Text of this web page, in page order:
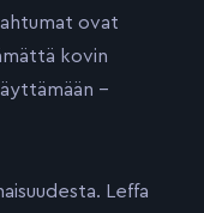
ovat
kovin
–
Leffa